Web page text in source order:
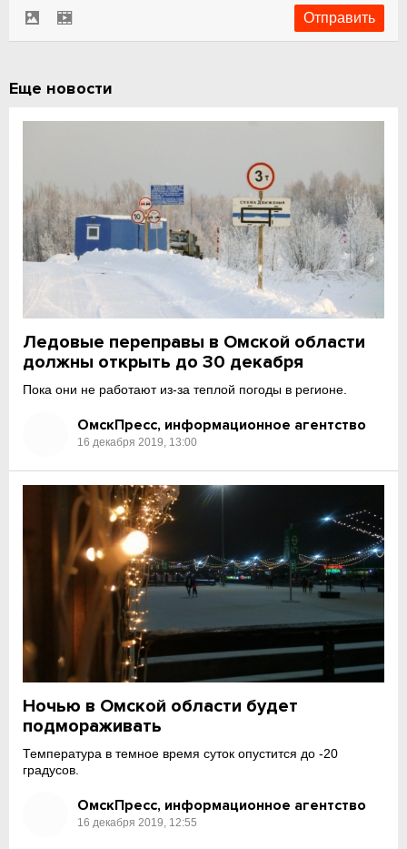
Еще новости
Ледовые переправы в Омской области
должны открыть до 30 декабря
Пока они не работают из-за теплой погоды в регионе.
ОмскПресс, информационное агентство
16 декабря 2019, 13:00
Ночью в Омской области будет
подмораживать
Температура в темное время суток опустится до -20
градусов.
ОмскПресс, информационное агентство
16 декабря 2019, 12:55